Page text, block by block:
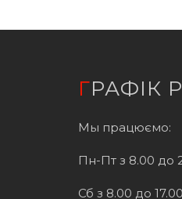
ГРАФІК
Мы працюємо:
Пн-Пт з 8.00 до
Сб з 8.00 до 17.00